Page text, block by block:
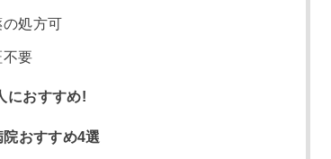
処方可
要
におすすめ!
おすすめ4選